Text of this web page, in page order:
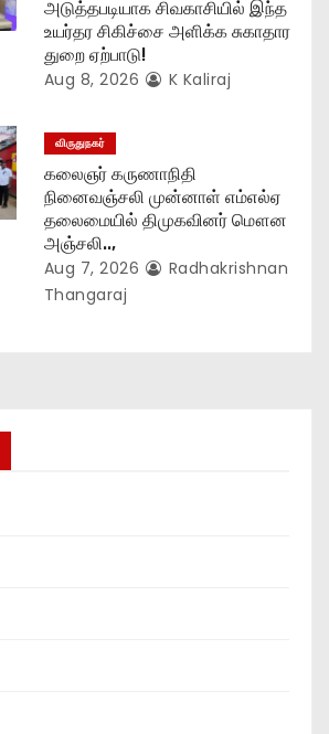
அடுத்தபடியாக சிவகாசியில் இந்த
உயர்தர சிகிச்சை அளிக்க சுகாதார
துறை ஏற்பாடு!
Aug 8, 2026 K Kaliraj
விருதுநகர்
கலைஞர் கருணாநிதி
நினைவஞ்சலி முன்னாள் எம்எல்ஏ
தலைமையில் திமுகவினர் மௌன
அஞ்சலி..,
Aug 7, 2026
Radhakrishnan
Thangaraj